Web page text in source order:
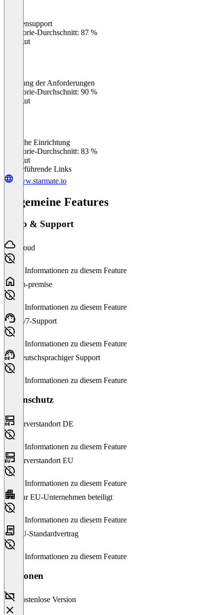
Kundensupport
Kategorie-Durchschnitt: 87 %
Sehr gut
Erfüllung der Anforderungen
Kategorie-Durchschnitt: 90 %
Sehr gut
Einfache Einrichtung
Kategorie-Durchschnitt: 83 %
Sehr gut
Weiterführende Links
www.starmate.io
Allgemeine Features
Setup & Support
Cloud
Keine Informationen zu diesem Feature
On-premise
Keine Informationen zu diesem Feature
24/7-Support
Keine Informationen zu diesem Feature
Deutschsprachiger Support
Keine Informationen zu diesem Feature
Datenschutz
Serverstandort DE
Keine Informationen zu diesem Feature
Serverstandort EU
Keine Informationen zu diesem Feature
Nur EU-Unternehmen beteiligt
Keine Informationen zu diesem Feature
EU-Standardvertrag
Keine Informationen zu diesem Feature
Versionen
Kostenlose Version